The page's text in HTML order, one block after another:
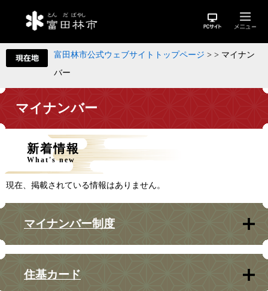
富田林市公式ウェブサイトトップページ > > マイナン
バー
マイナンバー
新着情報
What's new
現在、掲載されている情報はありません。
マイナンバー制度
住基カード